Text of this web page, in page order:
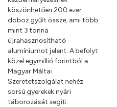
köszönhetően 200 ezer
doboz gyűlt össze, ami több
mint 3 tonna
újrahasznosítható
alumíniumot jelent. A befolyt
közel egymillió forintból a
Magyar Máltai
Szeretetszolgálat nehéz
sorsú gyerekek nyári
táborozását segíti.